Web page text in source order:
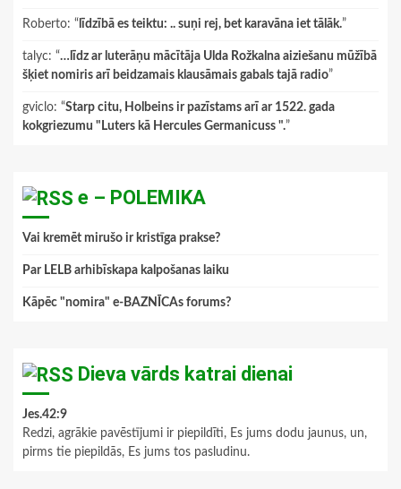
Roberto: “ līdzībā es teiktu: .. suņi rej, bet karavāna iet tālāk.”
talyc: “…līdz ar luterāņu mācītāja Ulda Rožkalna aiziešanu mūžībā
šķiet nomiris arī beidzamais klausāmais gabals tajā radio”
gviclo: “Starp citu, Holbeins ir pazīstams arī ar 1522. gada
kokgriezumu "Luters kā Hercules Germanicuss ".”
e – POLEMIKA
Vai kremēt mirušo ir kristīga prakse?
Par LELB arhibīskapa kalpošanas laiku
Kāpēc "nomira" e-BAZNĪCAs forums?
Dieva vārds katrai dienai
Jes.42:9
Redzi, agrākie pavēstījumi ir piepildīti, Es jums dodu jaunus, un,
pirms tie piepildās, Es jums tos pasludinu.